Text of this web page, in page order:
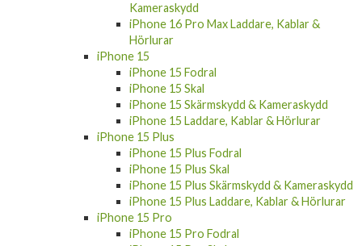
Kameraskydd
iPhone 16 Pro Max Laddare, Kablar &
Hörlurar
iPhone 15
iPhone 15 Fodral
iPhone 15 Skal
iPhone 15 Skärmskydd & Kameraskydd
iPhone 15 Laddare, Kablar & Hörlurar
iPhone 15 Plus
iPhone 15 Plus Fodral
iPhone 15 Plus Skal
iPhone 15 Plus Skärmskydd & Kameraskydd
iPhone 15 Plus Laddare, Kablar & Hörlurar
iPhone 15 Pro
iPhone 15 Pro Fodral